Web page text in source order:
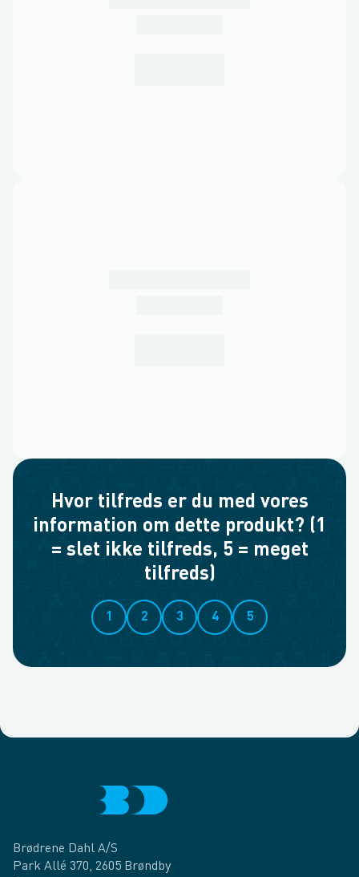
Hvor tilfreds er du med vores
information om dette produkt? (1
= slet ikke tilfreds, 5 = meget
tilfreds)
1 2 3 4 5
Brødrene Dahl A/S
Park Allé 370, 2605 Brøndby